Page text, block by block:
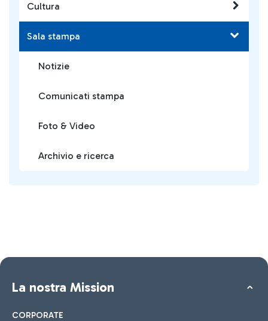
Cultura
Sala stampa
Notizie
Comunicati stampa
Foto & Video
Archivio e ricerca
La nostra Mission
CORPORATE